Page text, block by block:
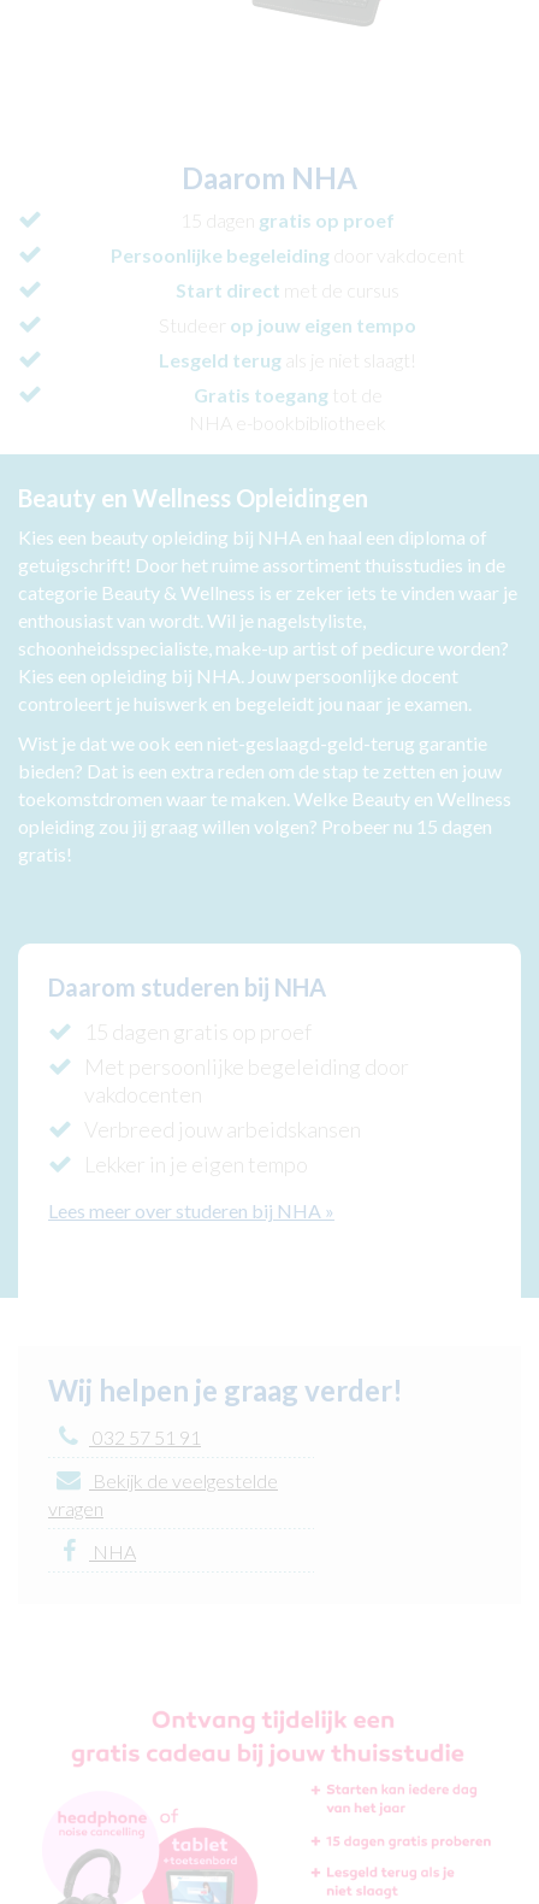
Daarom NHA
15 dagen gratis op proef
Persoonlijke begeleiding door vakdocent
Start direct met de cursus
Studeer op jouw eigen tempo
Lesgeld terug als je niet slaagt!
Gratis toegangtot de
NHA e-bookbibliotheek
Beauty en Wellness Opleidingen
Kies een beauty opleiding bij NHA en haal een diploma of
getuigschrift! Door het ruime assortiment thuisstudies in de
categorie Beauty & Wellness is er zeker iets te vinden waar je
enthousiast van wordt. Wil je nagelstyliste,
schoonheidsspecialiste, make-up artist of pedicure worden?
Kies een opleiding bij NHA. Jouw persoonlijke docent
controleert je huiswerk en begeleidt jou naar je examen.
Wist je dat we ook een niet-geslaagd-geld-terug garantie
bieden? Dat is een extra reden om de stap te zetten en jouw
toekomstdromen waar te maken. Welke Beauty en Wellness
opleiding zou jij graag willen volgen? Probeer nu 15 dagen
gratis!
Daarom studeren bij NHA
15 dagen gratis op proef
Met persoonlijke begeleiding door
vakdocenten
Verbreed jouw arbeidskansen
Lekker in je eigen tempo
Lees meer over studeren bij NHA »
Wij helpen je graag verder!
032 57 51 91
Bekijk de veelgestelde
vragen
NHA